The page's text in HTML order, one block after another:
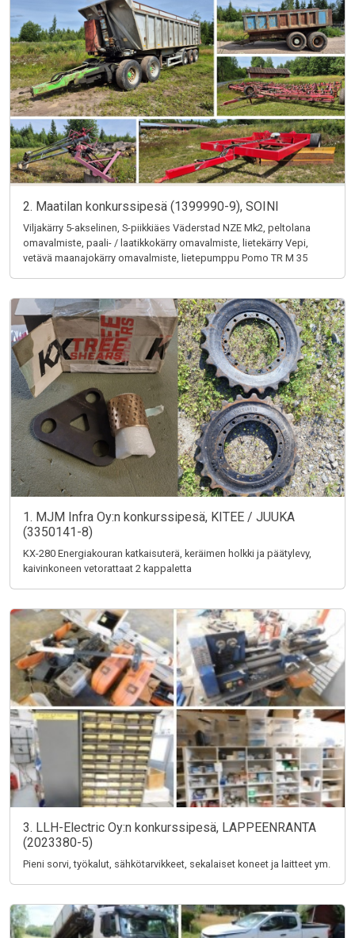
2. Maatilan konkurssipesä (1399990-9), SOINI
Viljakärry 5-akselinen, S-piikkiäes Väderstad NZE Mk2, peltolana
omavalmiste, paali- / laatikkokärry omavalmiste, lietekärry Vepi,
vetävä maanajokärry omavalmiste, lietepumppu Pomo TR M 35
1. MJM Infra Oy:n konkurssipesä, KITEE / JUUKA
(3350141-8)
KX-280 Energiakouran katkaisuterä, keräimen holkki ja päätylevy,
kaivinkoneen vetorattaat 2 kappaletta
3. LLH-Electric Oy:n konkurssipesä, LAPPEENRANTA
(2023380-5)
Pieni sorvi, työkalut, sähkötarvikkeet, sekalaiset koneet ja laitteet ym.